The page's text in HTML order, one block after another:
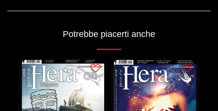
Potrebbe piacerti anche